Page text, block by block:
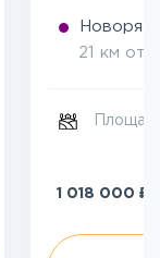
21 км от
1 018 000 ₽